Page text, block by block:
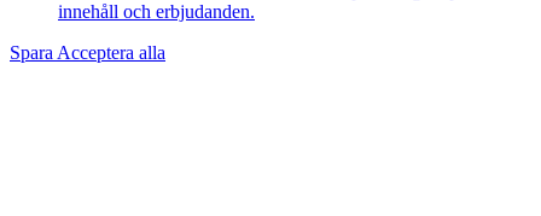
innehåll och erbjudanden.
SparaAcceptera alla